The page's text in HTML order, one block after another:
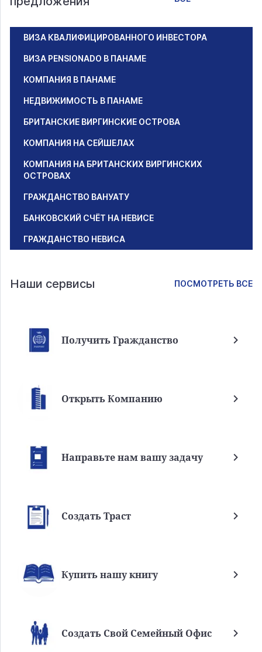
ВИЗА КВАЛИФИЦИРОВАННОГО ИНВЕСТОРА
ВИЗА PENSIONADO В ПАНАМЕ
КОМПАНИЯ В ПАНАМЕ
НЕДВИЖИМОСТЬ В ПАНАМЕ
БРИТАНСКИЕ ВИРГИНСКИЕ ОСТРОВА
КОМПАНИЯ НА СЕЙШЕЛАХ
КОМПАНИЯ НА БРИТАНСКИХ ВИРГИНСКИХ
ОСТРОВАХ
ГРАЖДАНСТВО ВАНУАТУ
БАНКОВСКИЙ СЧЁТ НА НЕВИСЕ
ГРАЖДАНСТВО НЕВИСА
Наши сервисы ПОСМОТРЕТЬ ВСЕ
Получить Гражданство
Открыть Компанию
Направьте нам вашу задачу
Создать Траст
Купить нашу книгу
Создать Свой Семейный Офис